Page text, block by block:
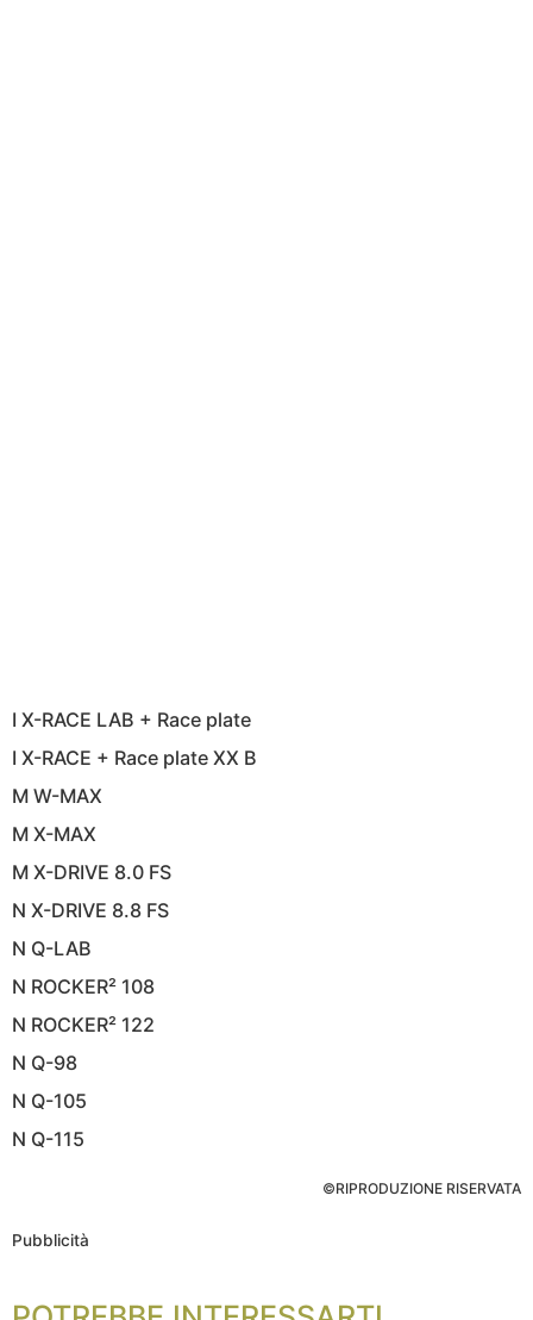
I X-RACE LAB + Race plate
I X-RACE + Race plate XX B
M W-MAX
M X-MAX
M X-DRIVE 8.0 FS
N X-DRIVE 8.8 FS
N Q-LAB
N ROCKER² 108
N ROCKER² 122
N Q-98
N Q-105
N Q-115
©RIPRODUZIONE RISERVATA
Pubblicità